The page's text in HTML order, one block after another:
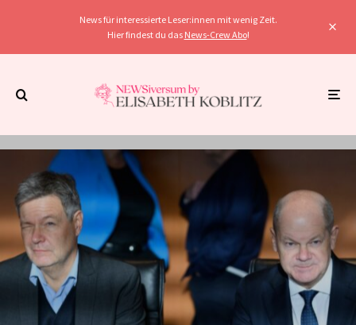
News für interessierte Leser:innen mit wenig Zeit.
Hier findest du das News-Crew Abo!